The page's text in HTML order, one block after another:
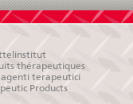
thérapeutiques
terapeutici
Products